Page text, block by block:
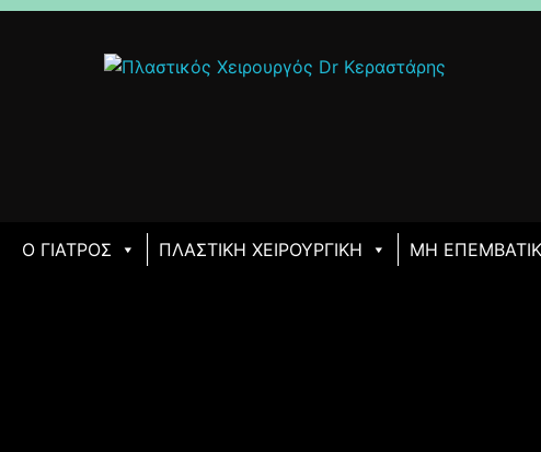
Ο ΓΙΑΤΡΌΣ ΠΛΑΣΤΙΚΉ ΧΕΙΡΟΥΡΓΙΚΉ ΜΗ